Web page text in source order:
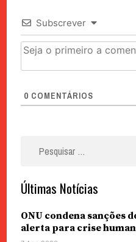
Subscrever
0 COMENTÁRIOS
Últimas Notícias
ONU condena sanções
alerta para crise